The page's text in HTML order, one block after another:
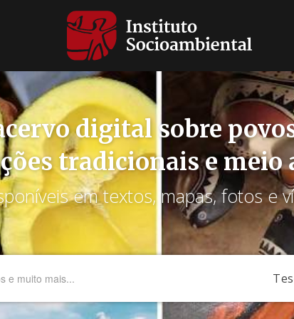
digital sobre
tradicionais e meio
em textos, mapas, fotos e